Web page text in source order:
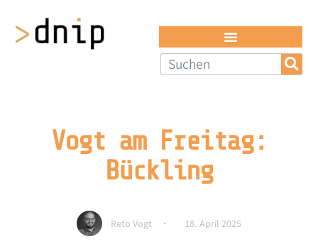
Vogt am Freitag:
Bückling
Reto Vogt 18. April 2025